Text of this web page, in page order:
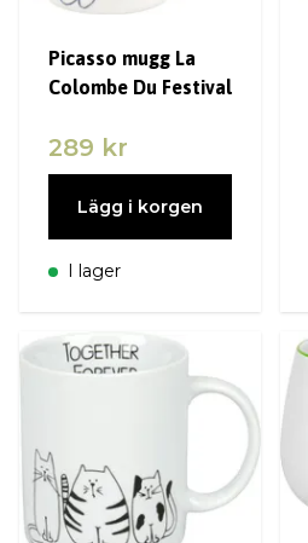
Picasso mugg La
Colombe Du Festival
289 kr
Lägg i korgen
I lager